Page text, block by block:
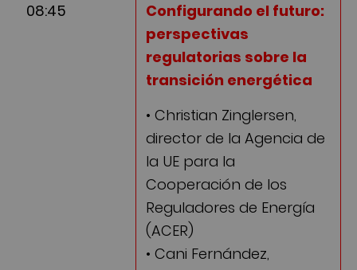
08:45
Configurando el futuro:
perspectivas
regulatorias sobre la
transición energética
• Christian Zinglersen,
director de la Agencia de
la UE para la
Cooperación de los
Reguladores de Energía
(ACER)
• Cani Fernández,